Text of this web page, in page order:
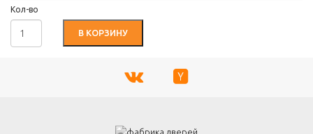
Кол-во
В КОРЗИНУ